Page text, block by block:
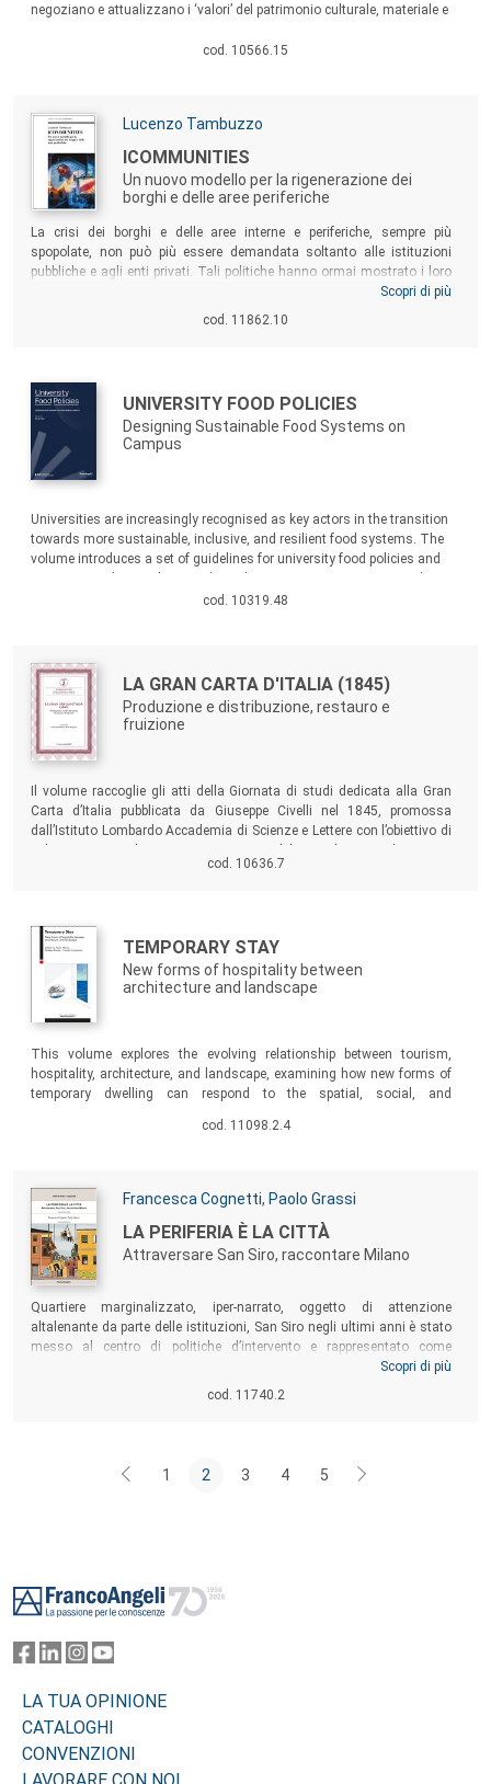
negoziano e attualizzano i ‘valori’ del patrimonio culturale, materiale e
saperi, metodi ed esperienze nei segmenti della gestione, formazione,
cod. 10566.15
Autori:
Lucenzo Tambuzzo
Titolo:
ICOMMUNITIES
Un nuovo modello per la rigenerazione dei
borghi e delle aree periferiche
Sommario:
La crisi dei borghi e delle aree interne e periferiche, sempre più
spopolate, non può più essere demandata soltanto alle istituzioni
pubbliche e agli enti privati. Tali politiche hanno ormai mostrato i loro
limiti, dovuti principalmente a risorse scarse e discontinue, eccessiva
burocratizzazione dei processi e lunghi tempi di attuazione. D’altro
rigenerazione di aree non economicamente appetibili. La terza via per
la rigenerazione di questi preziosi luoghi non può che arrivare dalle
stesse comunità che li abitano, ma è necessario procedere a una loro
riorganizzazione e istituzionalizzazione.
Scopri di più
cod. 11862.10
Autori:
Titolo:
UNIVERSITY FOOD POLICIES
Designing Sustainable Food Systems on
Campus
Universities are increasingly recognised as key actors in the transition
towards more sustainable, inclusive, and resilient food systems. The
volume introduces a set of guidelines for university food policies and
different Italian institutional contexts.
cod. 10319.48
Autori:
Titolo:
LA GRAN CARTA D'ITALIA (1845)
Produzione e distribuzione, restauro e
fruizione
Sommario:
Il volume raccoglie gli atti della Giornata di studi dedicata alla Gran
Carta d’Italia pubblicata da Giuseppe Civelli nel 1845, promossa
dall’Istituto Lombardo Accademia di Scienze e Lettere con l’obiettivo di
cod. 10636.7
Autori:
Titolo:
TEMPORARY STAY
New forms of hospitality between
architecture and landscape
This volume explores the evolving relationship between tourism,
hospitality, architecture, and landscape, examining how new forms of
temporary dwelling can respond to the spatial, social, and
cod. 11098.2.4
Autori:
Francesca Cognetti, Paolo Grassi
Titolo:
LA PERIFERIA È LA CITTÀ
Attraversare San Siro, raccontare Milano
Sommario:
Quartiere marginalizzato, iper-narrato, oggetto di attenzione
altalenante da parte delle istituzioni, San Siro negli ultimi anni è stato
messo al centro di politiche d’intervento e rappresentato come
emblema della periferia italiana. Il libro esamina criticamente tale
dinamica sullo sfondo di una riarticolazione del significato
Scopri di più
cod. 11740.2
1 2 3 4 5
LA TUA OPINIONE
CATALOGHI
CONVENZIONI